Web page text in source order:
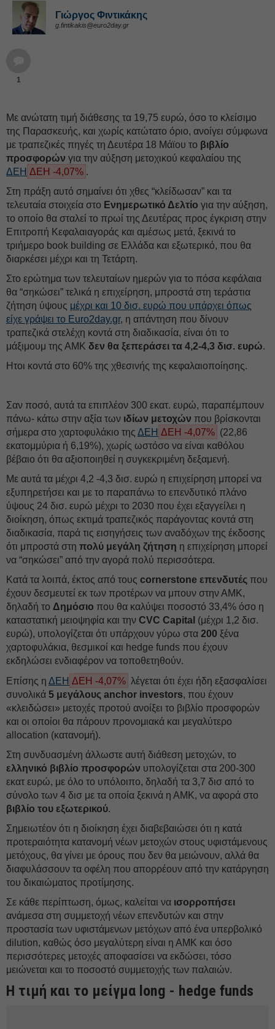
Γιώργος Φιντικάκης
g.fintikakis@euro2day.gr
1
Με ανώτατη τιμή διάθεσης τα 19,75 ευρώ, όσο το κλείσιμο
της Παρασκευής, και χωρίς κατώτατο όριο, ανοίγει σύμφωνα
με τραπεζικές πηγές τη Δευτέρα 18 Μάϊου το βιβλίο
προσφορών για την αύξηση μετοχικού κεφαλαίου της
ΔΕΗ ΔΕΗ -4,07% .
Στη πράξη αυτό σημαίνει ότι χθες “κλείδωσαν” και τα
τελευταία στοιχεία στο Ενημερωτικό Δελτίο για την αύξηση,
το οποίο θα σταλεί το πρωί της Δευτέρας προς έγκριση στην
Επιτροπή Κεφαλαιαγοράς και αμέσως μετά, ξεκινά το
τριήμερο book building σε Ελλάδα και εξωτερικό, που θα
διαρκέσει μέχρι και τη Τετάρτη.
Στο ερώτημα των τελευταίων ημερών για το πόσα κεφάλαια
θα “σηκώσει” τελικά η επιχείρηση, μπροστά στη τεράστια
ζήτηση ύψους μέχρι και 10 δισ. ευρώ που υπάρχει όπως
είχε γράψει το Euro2day.gr, η απάντηση που δίνουν
τραπεζικά στελέχη κοντά στη διαδικασία, είναι ότι το
μάξιμουμ της ΑΜΚ δεν θα ξεπεράσει τα 4,2-4,3 δισ. ευρώ.
Ητοι κοντά στο 60% της χθεσινής της κεφαλαιοποίησης.
Σαν ποσό, αυτά τα επιπλέον 300 εκατ. ευρώ, παραπέμπουν
πάνω- κάτω στην αξία των ιδίων μετοχών που βρίσκονται
σήμερα στο χαρτοφυλάκιο της ΔΕΗ ΔΕΗ -4,07% (22,86
εκατομμύρια ή 6,19%), χωρίς ωστόσο να είναι καθόλου
βέβαιο ότι θα αξιοποιηθεί η συγκεκριμένη δεξαμενή.
Με αυτά τα μέχρι 4,2 -4,3 δισ. ευρώ η επιχείρηση μπορεί να
εξυπηρετήσει και με το παραπάνω το επενδυτικό πλάνο
ύψους 24 δισ. ευρώ μέχρι το 2030 που έχει εξαγγείλει η
διοίκηση, όπως εκτιμά τραπεζικός παράγοντας κοντά στη
διαδικασία, παρά τις εισηγήσεις των αναδόχων της έκδοσης
ότι μπροστά στη πολύ μεγάλη ζήτηση η επιχείρηση μπορεί
να “σηκώσει” από την αγορά πολύ περισσότερα.
Κατά τα λοιπά, έκτος από τους cornerstone επενδυτές που
έχουν δεσμευτεί εκ των προτέρων να μπουν στην ΑΜΚ,
δηλαδή το Δημόσιο που θα καλύψει ποσοστό 33,4% όσο η
καταστατική μειοψηφία και την CVC Capital (μέχρι 1,2 δισ.
ευρώ), υπολογίζεται ότι υπάρχουν γύρω στα 200 ξένα
χαρτοφυλάκια, θεσμικοί και hedge funds που έχουν
εκδηλώσει ενδιαφέρον να τοποθετηθούν.
Επίσης η ΔΕΗ ΔΕΗ -4,07% λέγεται ότι έχει ήδη εξασφαλίσει
συνολικά 5 μεγάλους anchor investors, που έχουν
«κλειδώσει» μετοχές προτού ανοίξει το βιβλίο προσφορών
και οι οποίοι θα πάρουν προνομιακά και μεγαλύτερο
allocation (κατανομή).
Στη συνδυασμένη άλλωστε αυτή διάθεση μετοχών, το
ελληνικό βιβλίο προσφορών υπολογίζεται στα 200-300
εκατ ευρώ, με όλο το υπόλοιπο, δηλαδή τα 3,7 δισ από το
σύνολο των 4 δισ με τα οποία ξεκινά η ΑΜΚ, να αφορά στο
βιβλίο του εξωτερικού.
Σημειωτέον ότι η διοίκηση έχει διαβεβαιώσει ότι η κατά
προτεραιότητα κατανομή νέων μετοχών στους υφιστάμενους
μετόχους, θα γίνει με όρους που δεν θα μειώνουν, αλλά θα
διαφυλάσσουν τα οφέλη που απορρέουν από την κατάργηση
του δικαιώματος προτίμησης.
Σε κάθε περίπτωση, όμως, καλείται να ισορροπήσει
ανάμεσα στη συμμετοχή νέων επενδυτών και στην
προστασία των υφιστάμενων μετόχων από ένα υπερβολικό
dilution, καθώς όσο μεγαλύτερη είναι η ΑΜΚ και όσο
περισσότερες μετοχές αποφασίσει να εκδώσει, τόσο
μειώνεται και το ποσοστό συμμετοχής των παλαιών.
Η τιμή και το μείγμα long - hedge funds